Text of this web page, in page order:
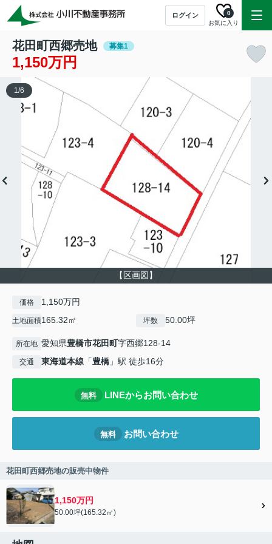
ログイン
お気に入り
0
花田町西郷売地 募集1
1,150万円
【区画図】
1/6
価格 1,150万円
土地面積165.32㎡ 坪数 50.00坪
所在地 愛知県豊橋市花田町字西郷128-14
交通 東海道本線 「豊橋 」駅 徒歩16分
無料 LINEからお問い合わせ
無料 お問い合わせ
花田町西郷売地の販売中物件
1,150万円
50.00坪(165.32㎡)